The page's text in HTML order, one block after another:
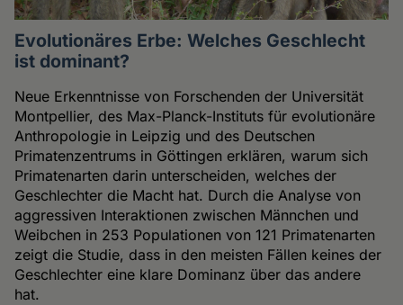
Evolutionäres Erbe: Welches Geschlecht
ist dominant?
Neue Erkenntnisse von Forschenden der Universität
Montpellier, des Max-Planck-Instituts für evolutionäre
Anthropologie in Leipzig und des Deutschen
Primatenzentrums in Göttingen erklären, warum sich
Primatenarten darin unterscheiden, welches der
Geschlechter die Macht hat. Durch die Analyse von
aggressiven Interaktionen zwischen Männchen und
Weibchen in 253 Populationen von 121 Primatenarten
zeigt die Studie, dass in den meisten Fällen keines der
Geschlechter eine klare Dominanz über das andere
hat.